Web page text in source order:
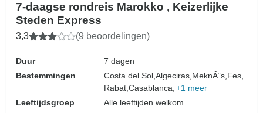
7-daagse rondreis Marokko , Keizerlijke
Steden Express
3,3 (9 beoordelingen)
Duur
7 dagen
Bestemmingen
Costa del Sol,Algeciras, MeknÃ¨s, Fes,
Rabat,Casablanca, +1 meer
Leeftijdsgroep
Alle leeftijden welkom